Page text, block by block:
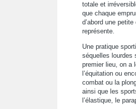
totale et
que chaque
d’abord une
représente.
Une pratique
séquelles lourdes
premier lieu, on a
l’équitation ou
combat ou la
ainsi que les
l’élastique, le